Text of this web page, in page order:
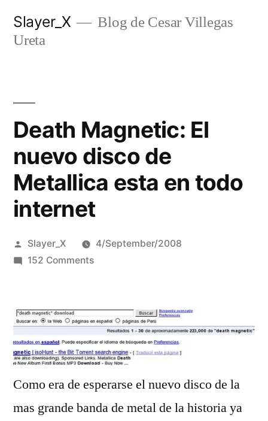
Slayer_X
Blog de Cesar Villegas
Ureta
Death Magnetic: El
nuevo disco de
Metallica esta en todo
internet
Posted
by
Slayer_X
4/September/2008
152 Commentson
El
nuevo
disco
de
esta
en
Como era de esperarse el nuevo disco de la
mas grande banda de metal de la historia ya